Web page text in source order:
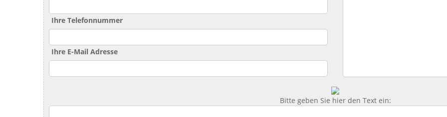
Ihre Telefonnummer
Ihre E-Mail Adresse
Bitte geben Sie hier den Text ein: